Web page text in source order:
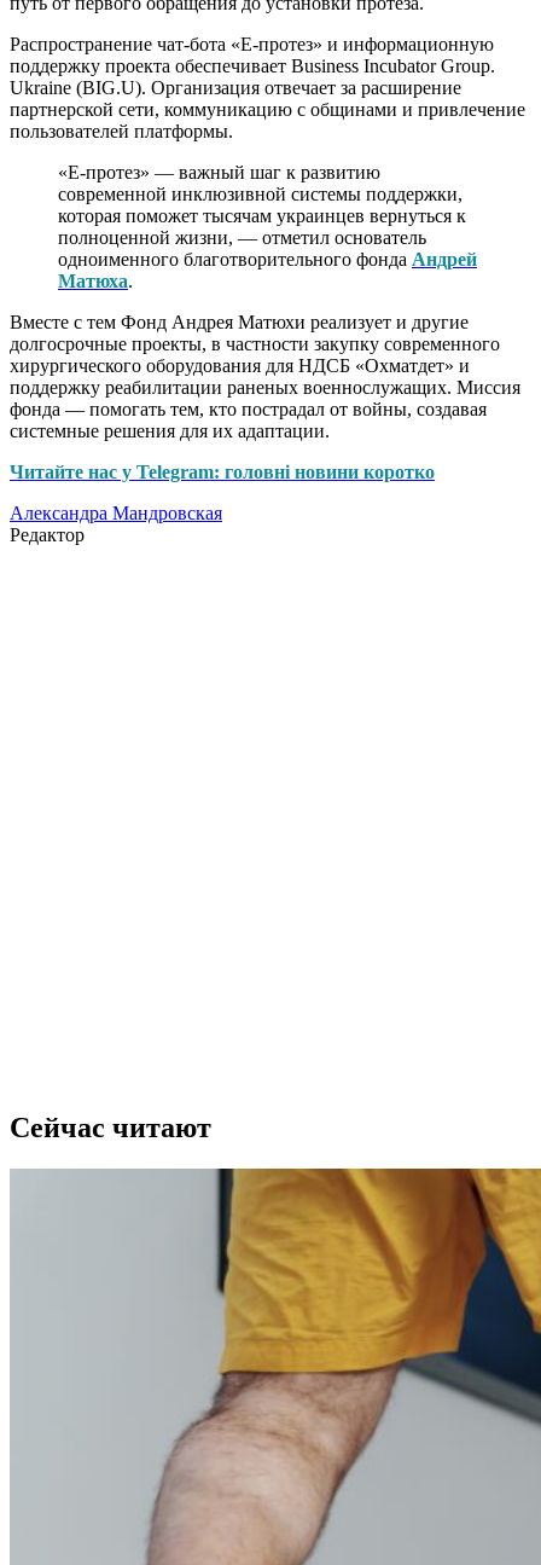
Распространение чат-бота «Е-протез» и информационную
поддержку проекта обеспечивает Business Incubator Group.
Ukraine (BIG.U). Организация отвечает за расширение
партнерской сети, коммуникацию с общинами и привлечение
пользователей платформы.
«Е-протез» — важный шаг к развитию
современной инклюзивной системы поддержки,
которая поможет тысячам украинцев вернуться к
полноценной жизни, — отметил основатель
одноименного благотворительного фонда Андрей
Матюха.
Вместе с тем Фонд Андрея Матюхи реализует и другие
долгосрочные проекты, в частности закупку современного
хирургического оборудования для НДСБ «Охматдет» и
поддержку реабилитации раненых военнослужащих. Миссия
фонда — помогать тем, кто пострадал от войны, создавая
системные решения для их адаптации.
Читайте нас у Telegram: головні новини коротко
Александра Мандровская
Редактор
Сейчас читают